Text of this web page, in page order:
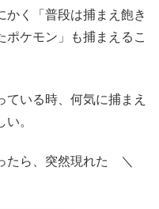
かく「普段は捕まえ飽き
ポケモン」も捕まえるこ
いる時、何気に捕まえ
。
たら、突然現れた ＼